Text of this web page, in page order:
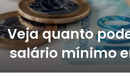
Veja quanto
salário mínimo